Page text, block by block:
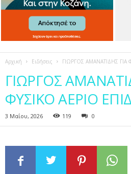
Αρχική Ειδήσεις ΓΙΩΡΓΟΣ ΑΜΑΝΑΤΙΔΗΣ ΓΙΑ
ΓΙΩΡΓΟΣ
ΦΥΣΙΚΟ ΑΕΡΙΟ
3 Μαΐου, 2026 119 0